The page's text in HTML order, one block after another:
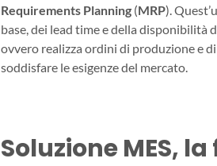
Requirements Planning (MRP).
base, dei lead time e della disponibilità
ovvero realizza ordini di produzione e
soddisfare le esigenze del mercato.
Soluzione MES,